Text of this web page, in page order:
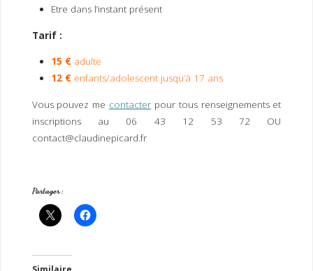
Etre dans l’instant présent
Tarif :
15 €adulte
12 €enfants/adolescent jusqu’à 17 ans
Vous pouvez me contacter pour tous renseignements et
inscriptions au 06 43 12 53 72 OU
contact@claudinepicard.fr
Partager :